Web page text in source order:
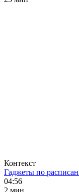
Контекст
Гаджеты по
04:56
2 мин